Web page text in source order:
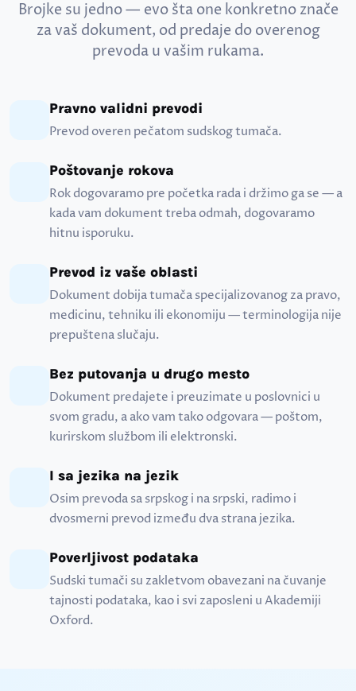
Brojke su jedno — evo šta one konkretno znače
za vaš dokument, od predaje do overenog
prevoda u vašim rukama.
Pravno validni prevodi
Prevod overen pečatom sudskog tumača.
Poštovanje rokova
Rok dogovaramo pre početka rada i držimo ga se — a
kada vam dokument treba odmah, dogovaramo
hitnu isporuku.
Prevod iz vaše oblasti
Dokument dobija tumača specijalizovanog za pravo,
medicinu, tehniku ili ekonomiju — terminologija nije
prepuštena slučaju.
Bez putovanja u drugo mesto
Dokument predajete i preuzimate u poslovnici u
svom gradu, a ako vam tako odgovara — poštom,
kurirskom službom ili elektronski.
I sa jezika na jezik
Osim prevoda sa srpskog i na srpski, radimo i
dvosmerni prevod između dva strana jezika.
Poverljivost podataka
Sudski tumači su zakletvom obavezani na čuvanje
tajnosti podataka, kao i svi zaposleni u Akademiji
Oxford.